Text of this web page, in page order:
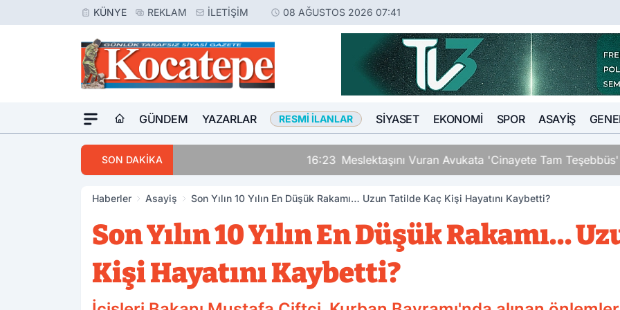
KÜNYE REKLAM İLETIŞIM 08 AĞUSTOS 2026 07:41
GÜNDEM YAZARLAR RESMI İLANLAR SIYASET EKONOMI SPOR ASAYIŞ
SON DAKİKA Meslektaşını Vuran Avukata 'Cinayete Tam Teşebbüs' Suçlaması
Haberler Asayiş Son Yılın 10 Yılın En Düşük Rakamı… Uzun Tatilde Kaç Kişi Hayatını Kaybetti?
Son Yılın 10 Yılın En Düşük Rakamı…
Kişi Hayatını Kaybetti?